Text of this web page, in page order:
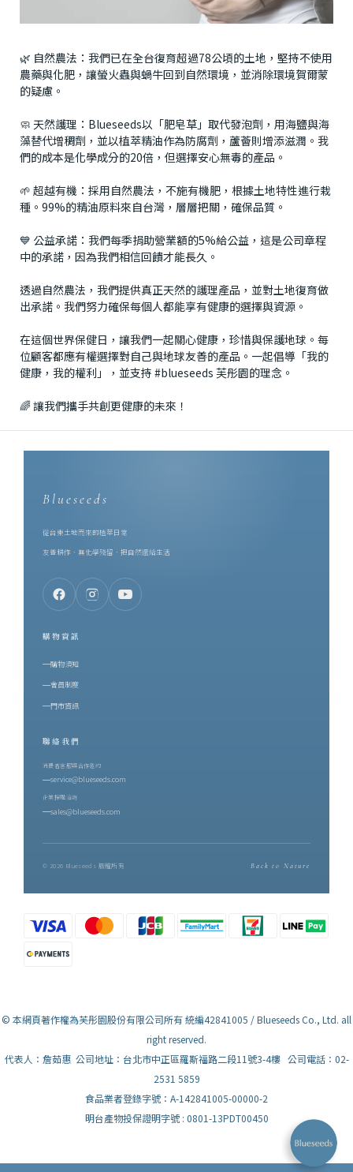
🌿 自然農法：我們已在全台復育超過78公頃的土地，堅持不使用
農藥與化肥，讓螢火蟲與蝸牛回到自然環境，並消除環境賀爾蒙
的疑慮。
🧼 天然護理：Blueseeds以「肥皂草」取代發泡劑，用海鹽與海
藻替代增稠劑，並以植萃精油作為防腐劑，蘆薈則增添滋潤。我
們的成本是化學成分的20倍，但選擇安心無毒的產品。
🌱 超越有機：採用自然農法，不施有機肥，根據土地特性進行栽
種。99%的精油原料來自台灣，層層把關，確保品質。
💙 公益承諾：我們每季捐助營業額的5%給公益，這是公司章程
中的承諾，因為我們相信回饋才能長久。
透過自然農法，我們提供真正天然的護理產品，並對土地復育做
出承諾。我們努力確保每個人都能享有健康的選擇與資源。
在這個世界保健日，讓我們一起關心健康，珍惜與保護地球。每
位顧客都應有權選擇對自己與地球友善的產品。一起倡導「我的
健康，我的權利」，並支持 #blueseeds 芙彤園的理念。
🌈 讓我們攜手共創更健康的未來！
Blueseeds
從台東土地而來的植萃日常
友善耕作．無化學殘留．把自然還給生活
購物資訊
購物須知
會員制度
門市資訊
聯絡我們
消費者客服與合作邀約
service@blueseeds.com
企業採購洽詢
sales@blueseeds.com
© 2026 Blueseeds 版權所有 Back to Nature
© 本網頁著作權為芙彤園股份有限公司所有 統編42841005 / Blueseeds Co., Ltd. all
right reserved.
代表人：詹茹惠 公司地址：台北市中正區羅斯福路二段11號3-4樓 公司電話：02-
2531 5859
食品業者登錄字號：A-142841005-00000-2
明台產物投保證明字號 : 0801-13PDT00450